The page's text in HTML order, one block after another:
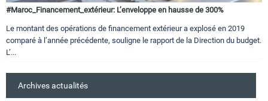
#Maroc_Financement_extérieur: L’enveloppe en hausse de 300%
Le montant des opérations de financement extérieur a explosé en 2019
comparé à l’année précédente, souligne le rapport de la Direction du budget.
L’...
Archives actualités